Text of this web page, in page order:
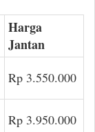
Harga
Jantan
Rp 3.550.000
Rp 3.950.000